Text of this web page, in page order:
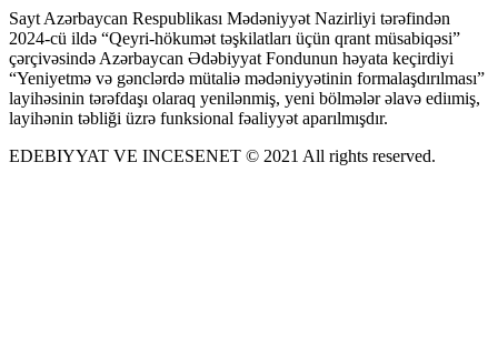
Sayt Azərbaycan Respublikası Mədəniyyət Nazirliyi tərəfindən
2024-cü ildə “Qeyri-hökumət təşkilatları üçün qrant müsabiqəsi”
çərçivəsində Azərbaycan Ədəbiyyat Fondunun həyata keçirdiyi
“Yeniyetmə və gənclərdə mütaliə mədəniyyətinin formalaşdırılması”
layihəsinin tərəfdaşı olaraq yenilənmiş, yeni bölmələr əlavə ediımiş,
layihənin təbliği üzrə funksional fəaliyyət aparılmışdır.
EDEBIYYAT VE INCESENET © 2021 All rights reserved.